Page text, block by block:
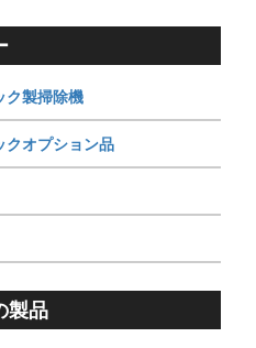
製掃除機
オプション品
製品